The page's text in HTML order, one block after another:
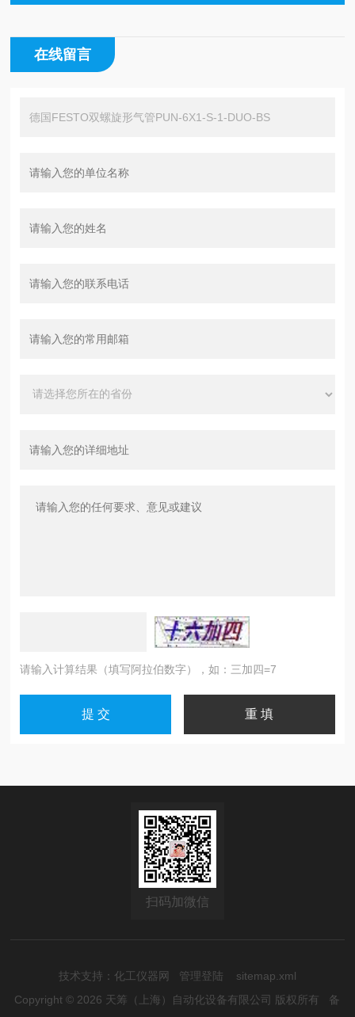
在线留言
请输入计算结果（填写阿拉伯数字），如：三加四=7
扫码加微信
技术支持： 化工仪器网 管理登陆
sitemap.xml
Copyright © 2026 天筹（上海）自动化设备有限公司 版权所有 备